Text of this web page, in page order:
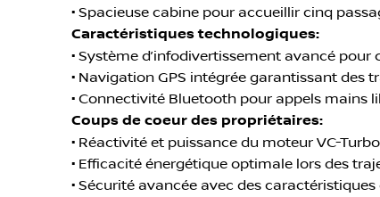
• Spacieuse cabine pour accueillir cinq
Caractéristiques technologiques:
• Système d’infodivertissement avancé
• Navigation GPS intégrée garantissant des
• Connectivité Bluetooth pour appels mains
Coups de coeur des propriétaires:
• Réactivité et puissance du moteur VC-
• Efficacité énergétique optimale lors des
• Sécurité avancée avec des caractéristiques